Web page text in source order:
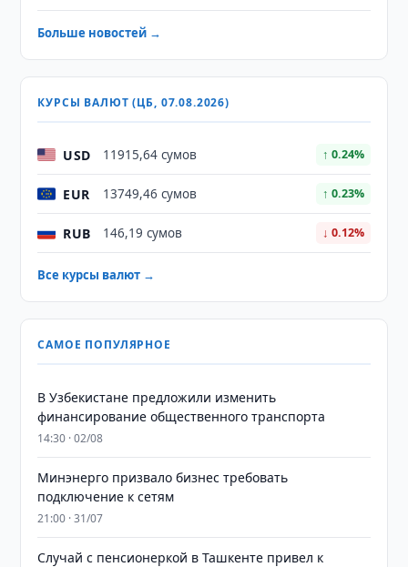
Больше новостей →
КУРСЫ ВАЛЮТ (ЦБ, 07.08.2026)
USD 11915,64 сумов ↑ 0.24%
EUR 13749,46 сумов ↑ 0.23%
RUB 146,19 сумов ↓ 0.12%
Все курсы валют →
САМОЕ ПОПУЛЯРНОЕ
В Узбекистане предложили изменить
финансирование общественного транспорта
14:30 · 02/08
Минэнерго призвало бизнес требовать
подключение к сетям
21:00 · 31/07
Случай с пенсионеркой в Ташкенте привел к